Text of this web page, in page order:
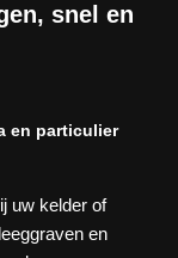
snel en
en particulier
uw kelder of
en